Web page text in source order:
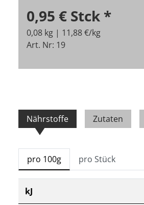
0,95 € Stck *
0,08 kg | 11,88 €/kg
Art. Nr: 19
Nährstoffe Zutaten
pro 100g pro Stück
kJ